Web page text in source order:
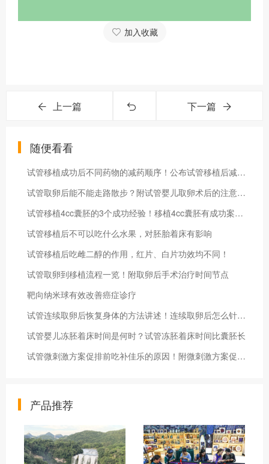
加入收藏
上一篇 下一篇
随便看看
试管移植成功后不同药物的减药顺序！公布试管移植后减药的时机
试管取卵后能不能走路散步？附试管婴儿取卵术后的注意事项
试管移植4cc囊胚的3个成功经验！移植4cc囊胚有成功案例吗
试管移植后不可以吃什么水果，对胚胎着床有影响
试管移植后吃雌二醇的作用，红片、白片功效均不同！
试管取卵到移植流程一览！附取卵后手术治疗时间节点
靶向纳米球有效改善癌症诊疗
试管连续取卵后恢复身体的方法讲述！连续取卵后怎么针灸恢复快
试管婴儿冻胚着床时间是何时？试管冻胚着床时间比囊胚长
试管微刺激方案促排前吃补佳乐的原因！附微刺激方案促排用药指南
产品推荐